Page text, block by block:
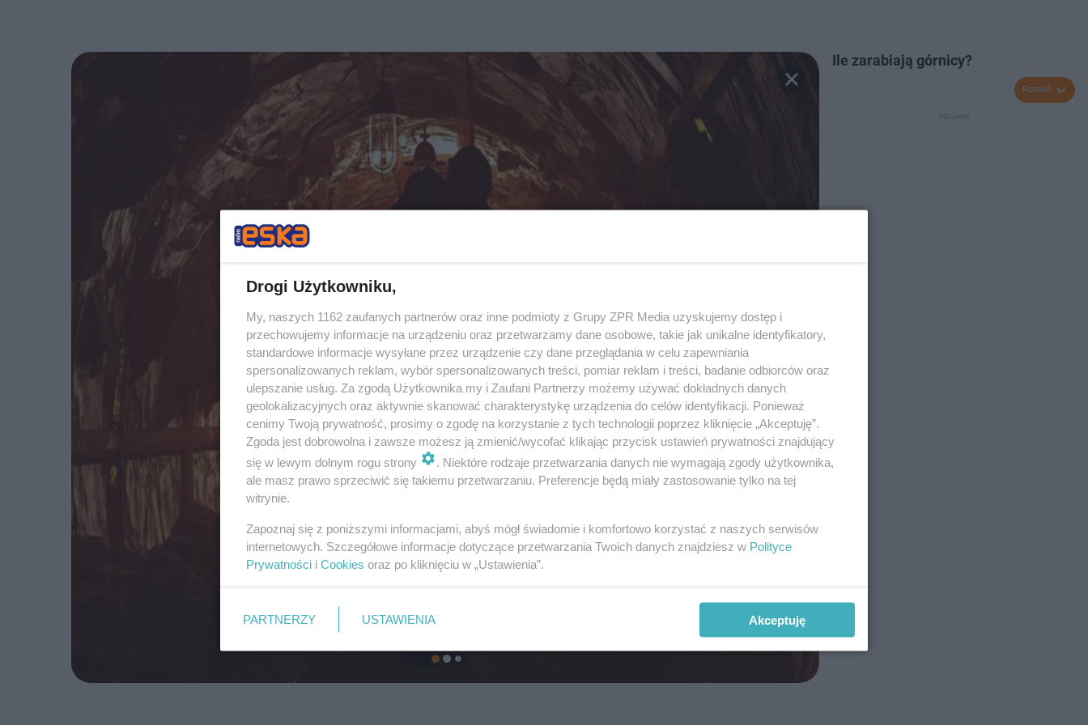
Ile zarabiają górnicy?
Rozwiń
Drogi Użytkowniku,
My, naszych 1162 zaufanych partnerów oraz inne podmioty z Grupy ZPR Media uzyskujemy dostęp i
przechowujemy informacje na urządzeniu oraz przetwarzamy dane osobowe, takie jak unikalne identyfikatory,
standardowe informacje wysyłane przez urządzenie czy dane przeglądania w celu zapewniania
spersonalizowanych reklam, wybór spersonalizowanych treści, pomiar reklam i treści, badanie odbiorców oraz
ulepszanie usług. Za zgodą Użytkownika my i Zaufani Partnerzy możemy używać dokładnych danych
geolokalizacyjnych oraz aktywnie skanować charakterystykę urządzenia do celów identyfikacji. Ponieważ
cenimy Twoją prywatność, prosimy o zgodę na korzystanie z tych technologii poprzez kliknięcie „Akceptuję”.
Zgoda jest dobrowolna i zawsze możesz ją zmienić/wycofać klikając przycisk ustawień prywatności znajdujący
się w lewym dolnym rogu strony
. Niektóre rodzaje przetwarzania danych nie wymagają zgody użytkownika,
ale masz prawo sprzeciwić się takiemu przetwarzaniu. Preferencje będą miały zastosowanie tylko na tej
witrynie.
Zapoznaj się z poniższymi informacjami, abyś mógł świadomie i komfortowo korzystać z naszych serwisów
internetowych. Szczegółowe informacje dotyczące przetwarzania Twoich danych znajdziesz w Polityce
Prywatności i Cookies oraz po kliknięciu w „Ustawienia”.
PARTNERZY USTAWIENIA Akceptuję